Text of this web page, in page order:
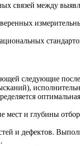
связей между
следующие
мест и глубины
и дефектов.